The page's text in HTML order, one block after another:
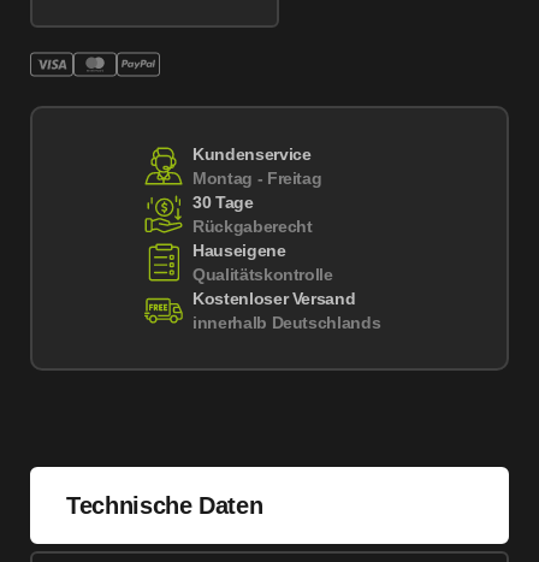
Kundenservice
Montag - Freitag
30 Tage
Rückgaberecht
Hauseigene
Qualitätskontrolle
Kostenloser Versand
innerhalb Deutschlands
Technische Daten